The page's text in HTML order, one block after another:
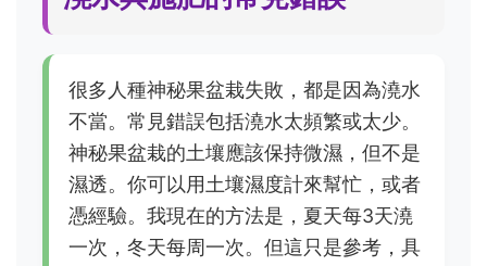
很多人種神秘果盆栽失敗，都是因為澆水
不當。常見錯誤包括澆水太頻繁或太少。
神秘果盆栽的土壤應該保持微濕，但不是
濕透。你可以用土壤濕度計來幫忙，或者
憑經驗。我現在的方法是，夏天每3天澆
一次，冬天每周一次。但這只是參考，具